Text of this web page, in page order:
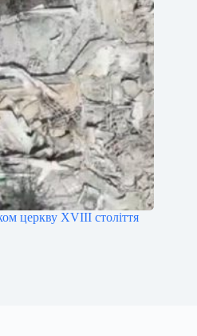
церкву XVIII століття